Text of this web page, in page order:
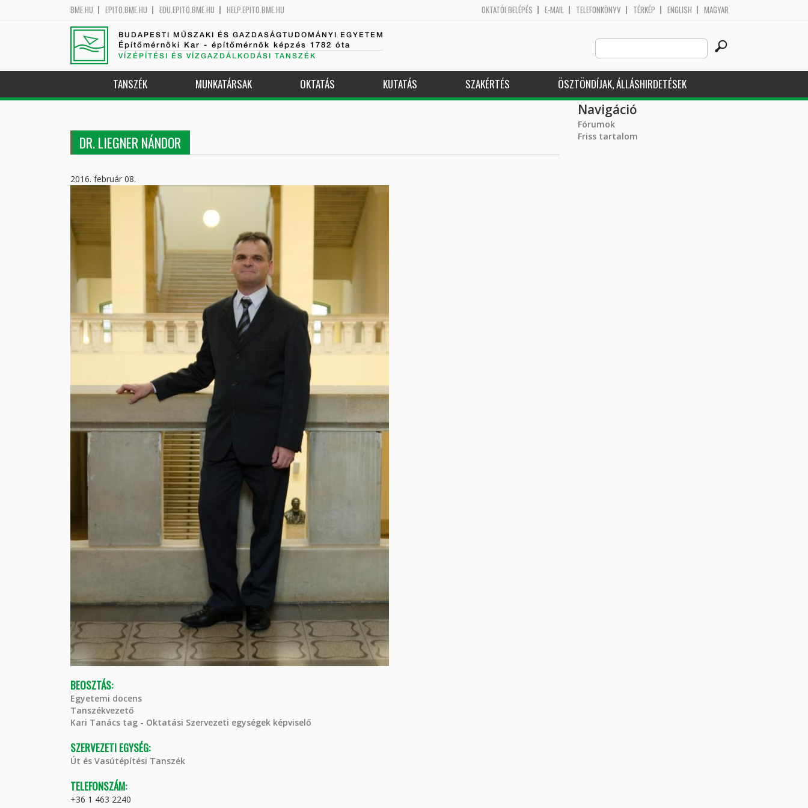
BME.HU EPITO.BME.HU EDU.EPITO.BME.HU HELP.EPITO.BME.HU OKTATÓI BELÉPÉS E-MAIL TELEFONKÖNYV TÉRKÉP ENGLISH MAGYAR
BUDAPESTI MŰSZAKI ÉS GAZDASÁGTUDOMÁNYI EGYETEM
Építőmérnöki Kar - építőmérnök képzés 1782 óta
VÍZÉPÍTÉSI ÉS VÍZGAZDÁLKODÁSI TANSZÉK
Search
this
site
TANSZÉK MUNKATÁRSAK OKTATÁS KUTATÁS SZAKÉRTÉS ÖSZTÖNDÍJAK, ÁLLÁSHIRDETÉSEK
DR. LIEGNER NÁNDOR
2016. február 08.
BEOSZTÁS:
Egyetemi docens
Tanszékvezető
Kari Tanács tag - Oktatási Szervezeti egységek képviselő
SZERVEZETI EGYSÉG:
Út és Vasútépítési Tanszék
TELEFONSZÁM:
+36 1 463 2240
Navigáció
Fórumok
Friss tartalom